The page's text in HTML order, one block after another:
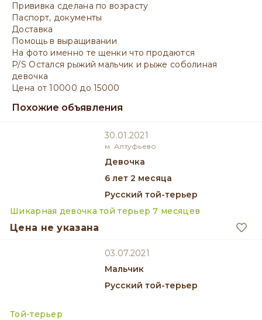
Прививка сделана по возрасту
Паспорт, документы
Доставка
Помощь в выращивании
На фото именно те щенки что продаются
P/S Остался рыжий мальчик и рыже соболиная
девочка
Цена от 10000 до 15000
Похожие объявления
30.01.2021
м. Алтуфьево
девочка
6 лет 2 месяца
Русский той-терьер
Шикарная девочка той терьер 7 месяцев
Цена не указана
03.07.2021
мальчик
Русский той-терьер
Той-терьер